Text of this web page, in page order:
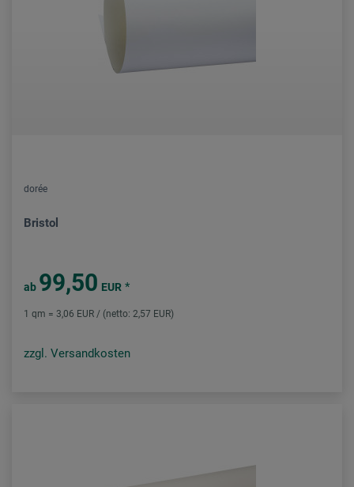
dorée
Bristol
ab 99,50 EUR *
1 qm = 3,06 EUR / (netto: 2,57 EUR)
zzgl. Versandkosten